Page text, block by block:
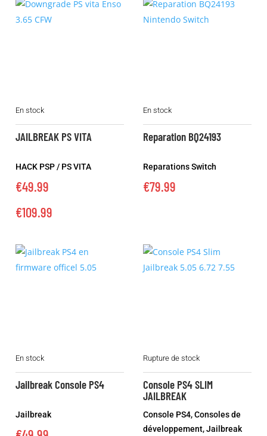
sur
la
produit
variations.
options
peuvent
sur
la
En stock
JAILBREAK PS VITA
HACK PSP / PS VITA
€49.99
€109.99
En stock
Reparation BQ24193
Reparations Switch
€79.99
En stock
Jailbreak Console PS4
Jailbreak
Rupture de stock
Console PS4 SLIM
JAILBREAK
Console PS4,Consoles de
développement,Jailbreak